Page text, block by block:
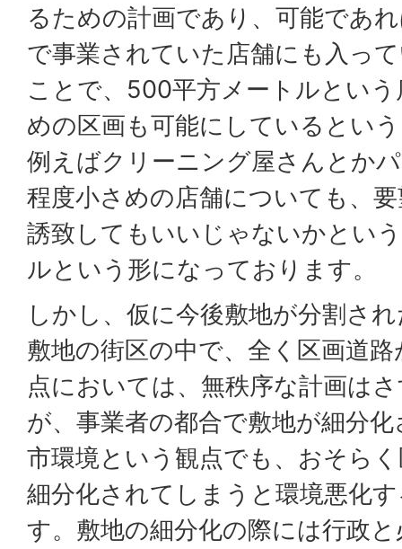
るための計画であり、可能であ
で事業されていた店舗にも入っ
ことで、500平方メートルとい
めの区画も可能にしているとい
例えばクリーニング屋さんとか
程度小さめの店舗についても、
誘致してもいいじゃないかとい
ルという形になっております。
しかし、仮に今後敷地が分割さ
敷地の街区の中で、全く区画道
点においては、無秩序な計画は
が、事業者の都合で敷地が細分
市環境という観点でも、おそら
細分化されてしまうと環境悪化
す。敷地の細分化の際には行政